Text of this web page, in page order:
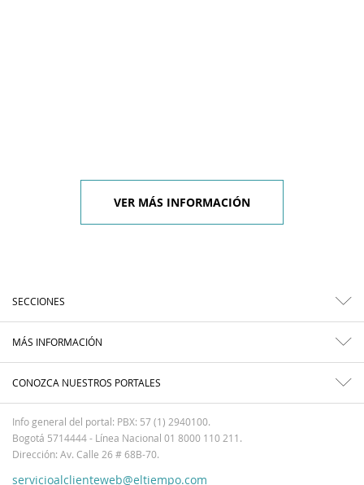
VER MÁS INFORMACIÓN
SECCIONES
MÁS INFORMACIÓN
CONOZCA NUESTROS PORTALES
Info general del portal: PBX: 57 (1) 2940100.
Bogotá 5714444 - Línea Nacional 01 8000 110 211.
Dirección: Av. Calle 26 # 68B-70.
servicioalclienteweb@eltiempo.com